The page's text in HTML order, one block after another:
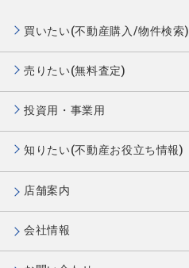
買いたい(不動産購入/物件検索)
売りたい(無料査定)
投資用・事業用
知りたい(不動産お役立ち情報)
店舗案内
会社情報